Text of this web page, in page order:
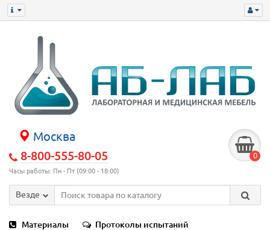
Москва
8-800-555-80-05
Часы работы: Пн - Пт (09:00 - 18:00)
0
Везде
Материалы
Протоколы испытаний